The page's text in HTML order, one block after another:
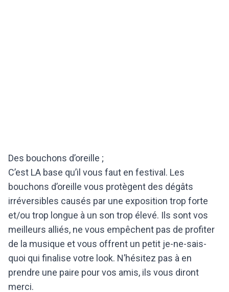
Des bouchons d’oreille ;
C’est LA base qu’il vous faut en festival. Les
bouchons d’oreille vous protègent des dégâts
irréversibles causés par une exposition trop forte
et/ou trop longue à un son trop élevé. Ils sont vos
meilleurs alliés, ne vous empêchent pas de profiter
de la musique et vous offrent un petit je-ne-sais-
quoi qui finalise votre look. N’hésitez pas à en
prendre une paire pour vos amis, ils vous diront
merci.